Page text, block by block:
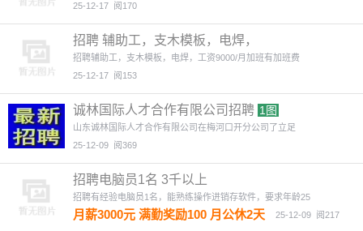
25-12-17 阅170
招聘 ​辅助工，支木模板，电焊， ​
招聘​辅助工，支木模板，电焊，​工资9000/月加班有加班费
25-12-17 阅153
诚林国际人才合作有限公司招聘 1图
山东诚林国际人才合作有限公司在梅河口开分公司了立足
25-12-09 阅369
招聘电脑员1名 3千以上
招聘有经验电脑员1名，能熟练操作进销存软件，要求年龄25
月薪3000元 满勤奖励100 月公休2天 25-12-09 阅217